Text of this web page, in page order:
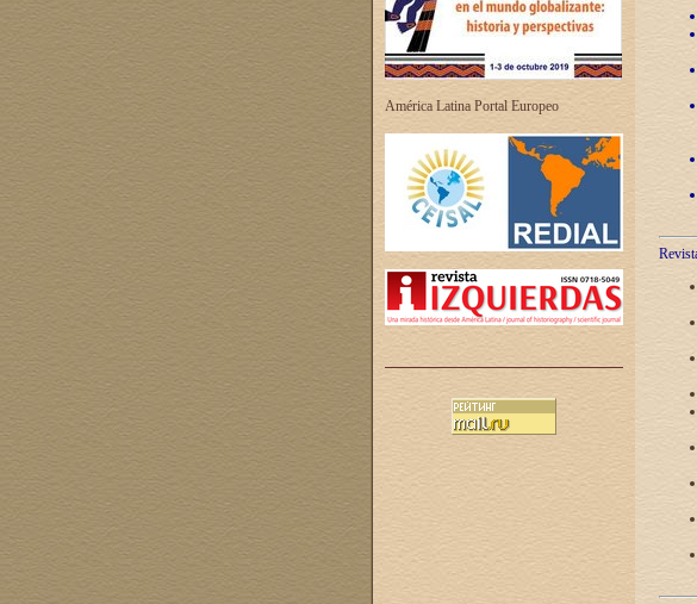
América Latina Portal Europeo